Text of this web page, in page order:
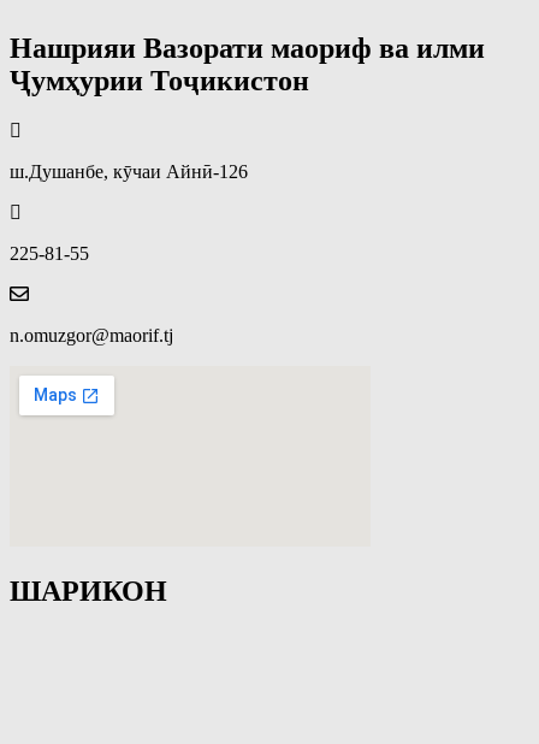
Нашрияи Вазорати маориф ва илми
Ҷумҳурии Тоҷикистон
ш.Душанбе, кӯчаи Айнӣ-126
225-81-55
n.omuzgor@maorif.tj
ШАРИКОН